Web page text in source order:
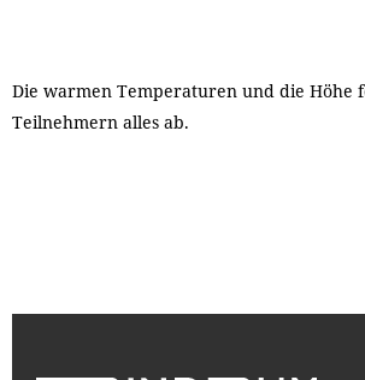
Die warmen Temperaturen und die Höhe
Teilnehmern alles ab.